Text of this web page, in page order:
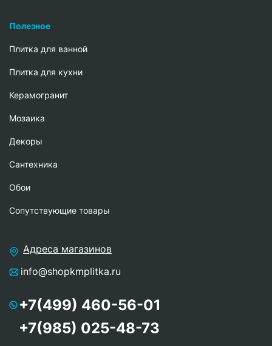
Полезное
Плитка для ванной
Плитка для кухни
Керамогранит
Мозаика
Декоры
Сантехника
Обои
Сопутствующие товары
Адреса магазинов
info@shopkmplitka.ru
+7(499) 460-56-01
+7(985) 025-48-73